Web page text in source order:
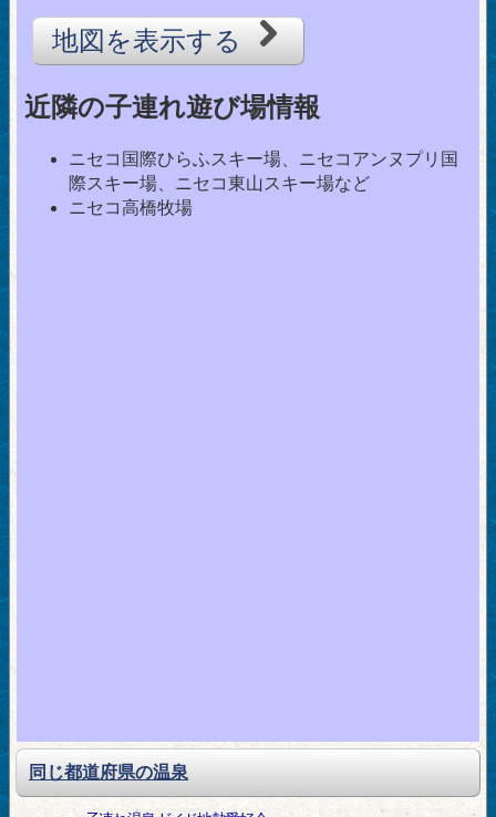
地図を表示する
近隣の子連れ遊び場情報
ニセコ国際ひらふスキー場、ニセコアンヌプリ国
際スキー場、ニセコ東山スキー場など
ニセコ高橋牧場
同じ都道府県の温泉